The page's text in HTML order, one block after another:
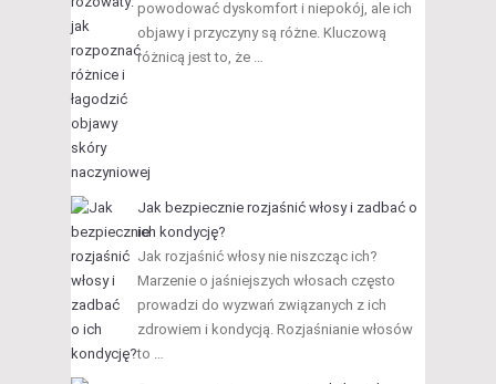
powodować dyskomfort i niepokój, ale ich
objawy i przyczyny są różne. Kluczową
różnicą jest to, że …
Jak bezpiecznie rozjaśnić włosy i zadbać o
ich kondycję?
Jak rozjaśnić włosy nie niszcząc ich?
Marzenie o jaśniejszych włosach często
prowadzi do wyzwań związanych z ich
zdrowiem i kondycją. Rozjaśnianie włosów
to …